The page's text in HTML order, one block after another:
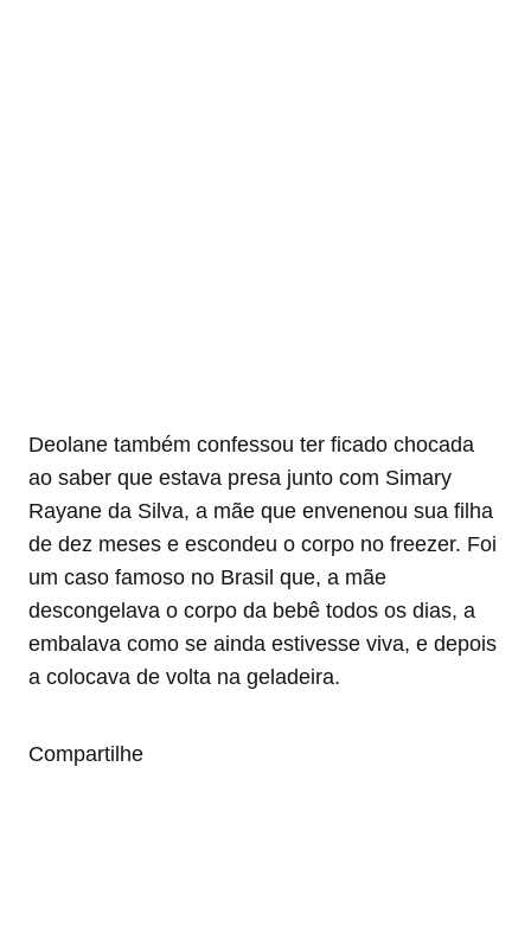
Deolane também confessou ter ficado chocada
ao saber que estava presa junto com Simary
Rayane da Silva, a mãe que envenenou sua filha
de dez meses e escondeu o corpo no freezer. Foi
um caso famoso no Brasil que, a mãe
descongelava o corpo da bebê todos os dias, a
embalava como se ainda estivesse viva, e depois
a colocava de volta na geladeira.
Compartilhe